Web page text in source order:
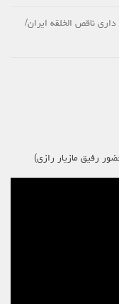
ناقص الخلقه ایران/
رفیق مازیار رازی)